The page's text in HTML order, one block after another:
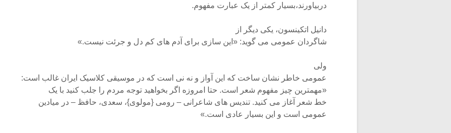
دربیاورند،‌بسیار کمتر از یک عبارت مفهوم.
دانیل اتکینسون، یکی دیگر از
شاگردان عمومی می گوید: «این سازی برای آدم های کم دل و جرئت نیست.»
ولی
عمومی خاطر نشان ساخت که این آواز و نه نی است که در موسیقی کلاسیک ایران غالب است:
«مهمترین چیز مفهوم شعر است. حتا امروزه اگر بخواهید توجه مردم را جلب کنید با یک
خط شعر آغاز می کنید. تندیس های شاعرانی – رومی ‍‍{مولوی}، سعدی، حافظ – در میادین
عمومی است و این بسیار عادی است.»